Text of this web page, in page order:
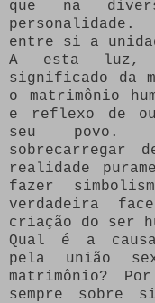
que na
entre si a
A esta luz,
significado da
o matrimônio
e reflexo de
seu povo.
sobrecarregar
realidade
fazer
verdadeira
criação do ser
Qual é a
pela união
matrimônio?
sempre sobre